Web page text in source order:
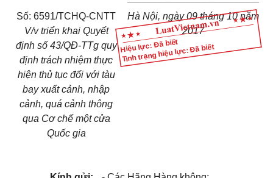
Hiệu lực: Đã biết
Tình trạng hiệu lực: Đã biết
Số: 6591/TCHQ-CNTT
V/v triển khai Quyết
định số 43/QĐ-TTg quy
định trách nhiệm thực
hiện thủ tục đối với tàu
bay xuất cảnh, nhập
cảnh, quá cảnh thông
qua Cơ chế một cửa
Quốc gia
Hà Nội, ngày09tháng10năm
2017